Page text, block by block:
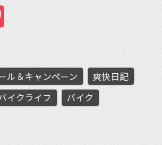
ル＆キャンペーン
爽快日記
イクライフ
バイク